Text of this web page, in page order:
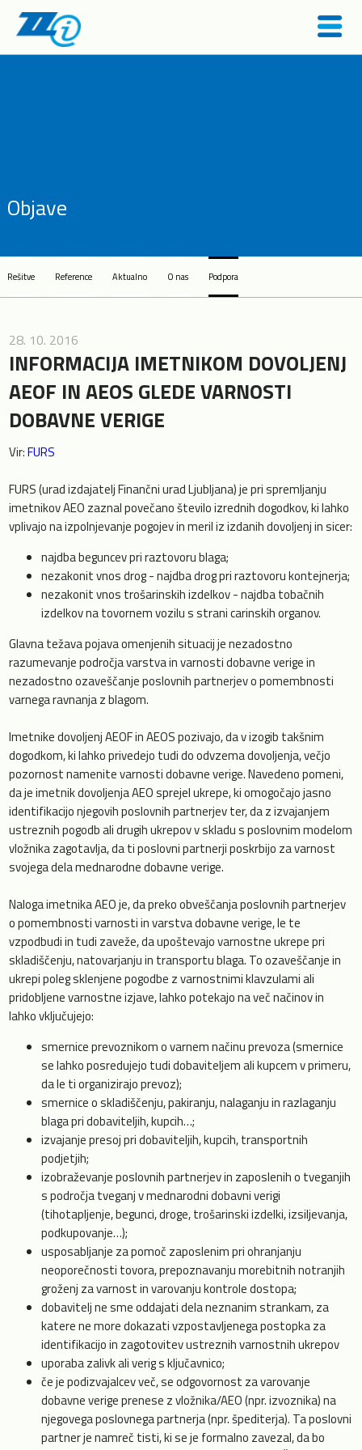
Objave
Rešitve Reference Aktualno O nas Podpora
28. 10. 2016
INFORMACIJA IMETNIKOM DOVOLJENJ
AEOF IN AEOS GLEDE VARNOSTI
DOBAVNE VERIGE
Vir:FURS
FURS (urad izdajatelj Finančni urad Ljubljana) je pri spremljanju
imetnikov AEO zaznal povečano število izrednih dogodkov, ki lahko
vplivajo na izpolnjevanje pogojev in meril iz izdanih dovoljenj in sicer:
najdba beguncev pri raztovoru blaga;
nezakonit vnos drog - najdba drog pri raztovoru kontejnerja;
nezakonit vnos trošarinskih izdelkov - najdba tobačnih
izdelkov na tovornem vozilu s strani carinskih organov.
Glavna težava pojava omenjenih situacij je nezadostno
razumevanje področja varstva in varnosti dobavne verige in
nezadostno ozaveščanje poslovnih partnerjev o pomembnosti
varnega ravnanja z blagom.
Imetnike dovoljenj AEOF in AEOS pozivajo, da v izogib takšnim
dogodkom, ki lahko privedejo tudi do odvzema dovoljenja, večjo
pozornost namenite varnosti dobavne verige. Navedeno pomeni,
da je imetnik dovoljenja AEO sprejel ukrepe, ki omogočajo jasno
identifikacijo njegovih poslovnih partnerjev ter, da z izvajanjem
ustreznih pogodb ali drugih ukrepov v skladu s poslovnim modelom
vložnika zagotavlja, da ti poslovni partnerji poskrbijo za varnost
svojega dela mednarodne dobavne verige.
Naloga imetnika AEO je, da preko obveščanja poslovnih partnerjev
o pomembnosti varnosti in varstva dobavne verige, le te
vzpodbudi in tudi zaveže, da upoštevajo varnostne ukrepe pri
skladiščenju, natovarjanju in transportu blaga. To ozaveščanje in
ukrepi poleg sklenjene pogodbe z varnostnimi klavzulami ali
pridobljene varnostne izjave, lahko potekajo na več načinov in
lahko vključujejo:
smernice prevoznikom o varnem načinu prevoza (smernice
se lahko posredujejo tudi dobaviteljem ali kupcem v primeru,
da le ti organizirajo prevoz);
smernice o skladiščenju, pakiranju, nalaganju in razlaganju
blaga pri dobaviteljih, kupcih…;
izvajanje presoj pri dobaviteljih, kupcih, transportnih
podjetjih;
izobraževanje poslovnih partnerjev in zaposlenih o tveganjih
s področja tveganj v mednarodni dobavni verigi
(tihotapljenje, begunci, droge, trošarinski izdelki, izsiljevanja,
podkupovanje…);
usposabljanje za pomoč zaposlenim pri ohranjanju
neoporečnosti tovora, prepoznavanju morebitnih notranjih
groženj za varnost in varovanju kontrole dostopa;
dobavitelj ne sme oddajati dela neznanim strankam, za
katere ne more dokazati vzpostavljenega postopka za
identifikacijo in zagotovitev ustreznih varnostnih ukrepov
uporaba zalivk ali verig s ključavnico;
če je podizvajalcev več, se odgovornost za varovanje
dobavne verige prenese z vložnika/AEO (npr. izvoznika) na
njegovega poslovnega partnerja (npr. špediterja). Ta poslovni
partner je namreč tisti, ki se je formalno zavezal, da bo